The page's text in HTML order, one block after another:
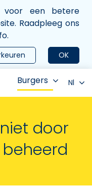
voor een betere
Raadpleeg ons
OK
Burgers Nl
door